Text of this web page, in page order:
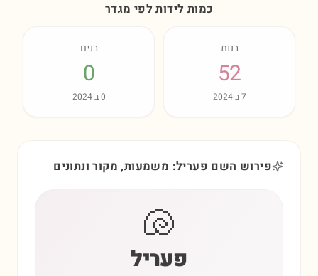
כמות לידות לפי מגדר
בנות
52
7ב-2024
בנים
0
0ב-2024
פירוש השם פעריל: משמעות, מקור ונתונים
🐚
פעריל